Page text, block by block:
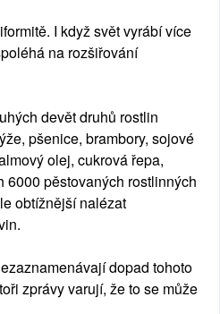
I když svět vyrábí více
na rozšiřování
devět druhů rostlin
pšenice, brambory, sojové
olej, cukrová řepa,
6000 pěstovaných rostlinných
obtížnější nalézat
dopad tohoto
zprávy varují, že to se může